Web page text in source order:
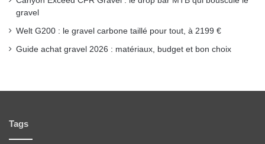
gravel
Welt G200 : le gravel carbone taillé pour tout, à 2199 €
Guide achat gravel 2026 : matériaux, budget et bon choix
Tags